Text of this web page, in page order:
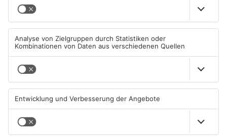
Gute Nachrichten für Pendler
im Main-Kinzig-Kreis und in
Hanau
Wächtersbacher
Schwimmbad bleibt heute